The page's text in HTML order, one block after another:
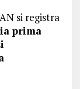
si registra
prima